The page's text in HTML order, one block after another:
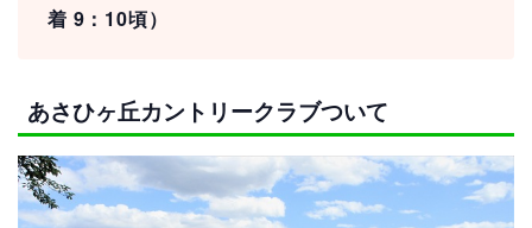
着 9：10頃）
あさひヶ丘カントリークラブついて